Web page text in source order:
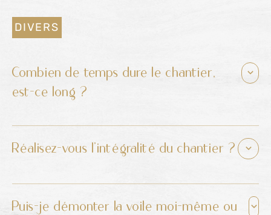
DIVERS
Combien de temps dure le chantier,
est-ce long ?
Non, il faut compter de 6 à 8 semaines, une fois
la commande signée. La première étape consiste
nécessaires. Ensuite, notre technicien vient
Réalisez-vous l’intégralité du chantier ?
Oui, mais la réalisation des massifs béton peut
Puis-je démonter la voile moi-même ou